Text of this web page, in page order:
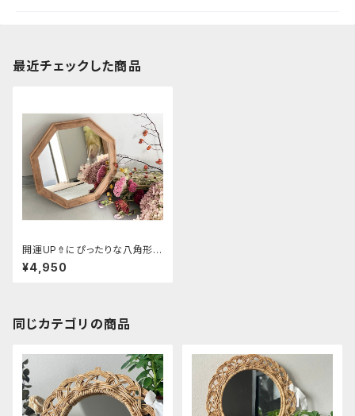
最近チェックした商品
開運UP⇮にぴったりな八角形ミ
ラー Lサイズ
¥4,950
同じカテゴリの商品